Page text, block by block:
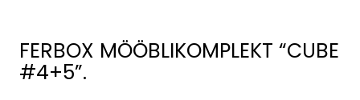
FERBOX MÖÖBLIKOMPLEKT “CUBE
#4+5”.